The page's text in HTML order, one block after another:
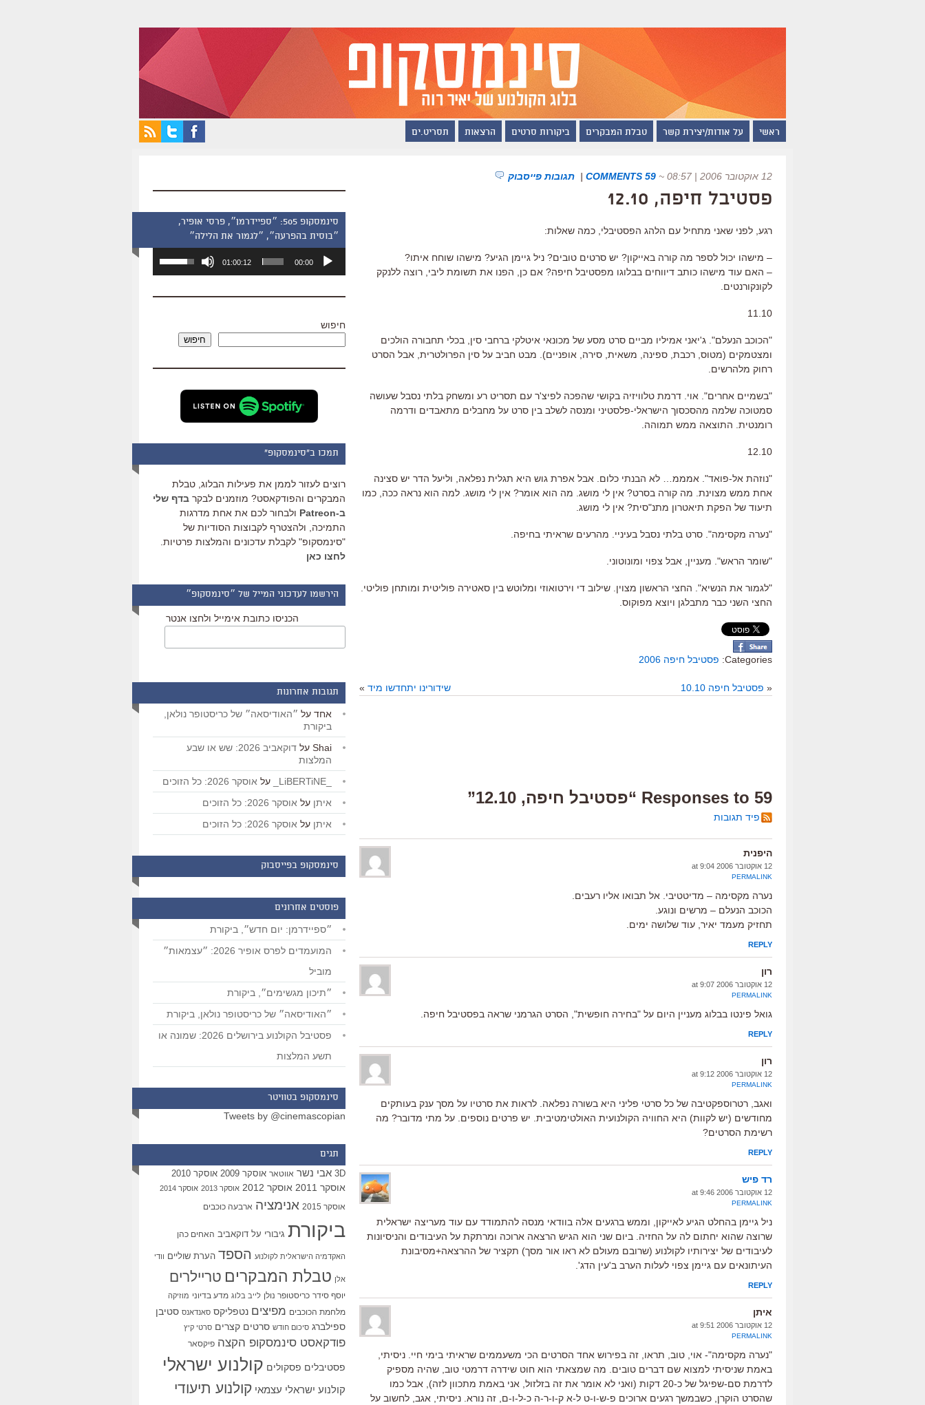
ראשי על אודות/יצירת קשר טבלת המבקרים ביקורות סרטים הרצאות תסריט.ים
12 אוקטובר 2006 | 08:57 ~
59 COMMENTS
| תגובות פייסבוק
פסטיבל חיפה, 12.10
רגע, לפני שאני מתחיל עם הלהג הפסטיבלי, כמה שאלות:
– מישהו יכול לספר מה קורה באייקון? יש סרטים טובים? ניל גיימן הגיע? מישהו שוחח איתו?
– האם עוד מישהו כותב דיווחים בבלוגו מפסטיבל חיפה? אם כן, הפנו את תשומת ליבי, רוצה ללנקק
לקונקורנטים.
11.10
"הכוכב הנעלם". ג'יאני אמיליו מביים סרט מסע של מכונאי איטלקי ברחבי סין, בכלי תחבורה הולכים
ומצטמקים (מטוס, רכבת, ספינה, משאית, סירה, אופניים). מבט חביב על סין הפרולטרית, אבל הסרט
רחוק מלהרשים.
"בשמיים אחרים". אוי. דרמת טלוויזיה בקושי שהפכה לפיצ'ר עם תסריט רע ומשחק בלתי נסבל שעושה
סמטוכה שלמה מהסכסוך הישראלי-פלסטיני ומנסה לשלב בין סרט על מחבלים מתאבדים ודרמה
רומנטית. התוצאה ממש תמוהה.
12.10
"נוזהת אל-פואד". אמממ… לא הבנתי כלום. אבל אפרת גוש היא תגלית נפלאה, וליעל הדר יש סצינה
אחת ממש מצוינת. מה קורה בסרט? אין לי מושג. מה הוא אומר? אין לי מושג. למה הוא נראה ככה, כמו
תיעוד של הפקת תיאטרון מתנ"סית? אין לי מושג.
"נערה מקסימה". סרט בלתי נסבל בעיניי. מהרעים שראיתי בחיפה.
"שומר הראש". מעניין, אבל צפוי ומונוטוני.
"לגמור את הנשיא". החצי הראשון מצוין. שילוב די וירטואוזי ומלוטש בין סאטירה פוליטית ומותחן פוליטי.
החצי השני כבר מתבלגן ויוצא מפוקוס.
Categories: פסטיבל חיפה 2006
« פסטיבל חיפה 10.10 שידורינו יתחדשו מיד »
59 Responses to “פסטיבל חיפה, 12.10”
פיד תגובות
היפנית
12 אוקטובר 2006 at 9:04
PERMALINK
נערה מקסימה – מדיטטיבי. אל תבואו אליו רעבים.
הכוכב הנעלם – מרשים ונוגע.
תחזיק מעמד יאיר, עוד שלושה ימים.
REPLY
רון
12 אוקטובר 2006 at 9:07
PERMALINK
גואל פינטו בבלוג מעניין היום על "בחירה חופשית", הסרט הגרמני שראה בפסטיבל חיפה.
REPLY
רון
12 אוקטובר 2006 at 9:12
PERMALINK
ואגב, רטרוספקטיבה של כל סרטי פליני היא בשורה נפלאה. לראות את סרטיו על מסך ענק בעותקים
מחודשים (יש לקוות) היא החוויה הקולנועית האולטימטיבית. יש פרטים נוספים. על מתי מדובר? מה
רשימת הסרטים?
REPLY
רד פיש
12 אוקטובר 2006 at 9:46
PERMALINK
ניל גיימן בהחלט הגיע לאייקון, וממש ברגעים אלה בוודאי מנסה להתמודד עם עוד מעריצה ישראלית
שרוצה שהוא יחתום לה על החזיה. ביום שני הוא הגיש הרצאה ארוכה ומרתקת על העיבודים והניסיונות
לעיבודים של יצירותיו לקולנוע (שרובם מעולם לא ראו אור מסך) תקציר של ההרצאה+מסיבונת
העיתונאים עם גיימן צפוי לעלות הערב ב'עין הדג'.
REPLY
איתן
12 אוקטובר 2006 at 9:51
PERMALINK
"נערה מקסימה"- אוי, טוב, תראו, זה בפירוש אחד הסרטים הכי משעממים שראיתי בימי חיי. ניסיתי,
באמת שניסיתי למצוא שם דברים טובים. מה שמצאתי הוא חוט שידרה דרמטי טוב, שהיה מספיק
לדרמת סם-שפיגל של כ-20 דקות (ואני לא אומר את זה בזלזול, אני באמת מתכוון לזה), אבל כמו
שהסרט הוקרן, כשבמשך רגעים ארוכים פ-ש-ו-ט ל-א ק-ו-ר-ה כ-ל-ו-ם, זה נורא. ניסיתי, אגב, לחשוב על
סינמסקופ 505: ״ספיידרמן״, פרסי אופיר,
״בוסית בהפרעה״, ״לגמור את הלילה״
אודיו
00:00
01:00:12
השתמש
כדי
שמע.
חיפוש
חיפוש
תמכו ב"סינמסקופ"
רוצים לעזור לממן את פעילות הבלוג, טבלת
המבקרים והפודקאסט? מוזמנים לבקר בדף שלי
ב-Patreon
ולבחור לכם את אחת מדרגות
התמיכה, ולהצטרף לקבוצות הסודיות של
"סינמסקופ" לקבלת עדכונים והמלצות פרטיות.
לחצו כאן
הירשמו לעדכוני המייל של ״סינמסקופ״
הכניסו כתובת אימייל ולחצו אנטר
תגובות אחרונות
אחד על ״האודיסאה״ של כריסטופר נולאן,
ביקורת
Shai על
דוקאביב 2026: שש או שבע
המלצות
על אוסקר 2026: כל הזוכים
איתן על אוסקר 2026: כל הזוכים
איתן על אוסקר 2026: כל הזוכים
סינמסקופ בפייסבוק
פוסטים אחרונים
״ספיידרמן: יום חדש״, ביקורת
המועמדים לפרס אופיר 2026: ״עצמאות״
מוביל
״תיכון מגשימים״, ביקורת
״האודיסאה״ של כריסטופר נולאן, ביקורת
פסטיבל הקולנוע בירושלים 2026: שמונה או
תשע המלצות
סינמסקופ בטוויטר
Tweets by @cinemascopian
תגים
3D אבי נשר אווטאר אוסקר 2009 אוסקר 2010
אוסקר 2011 אוסקר 2012 אוסקר 2013 אוסקר 2014
אוסקר 2015 אנימציה ארבעה כוכבים
ביקורת גיבורי על דוקאביב האחים כהן
האקדמיה הישראלית לקולנוע הספד הערת שוליים וודי
אלן טבלת המבקרים טריילרים
יוסף סידר כריסטופר נולן לייב בלוג מדע בדיוני מוזיקה
מלחמת הכוכבים מפיצים נטפליקס סאנדאנס סטיבן
ספילברג סיכום חודש סרטים קצרים סרטי קיץ
פודקאסט סינמסקופ הקצה פיקסאר
פסטיבלים פסקולים קולנוע ישראלי
קולנוע ישראלי עצמאי קולנוע תיעודי